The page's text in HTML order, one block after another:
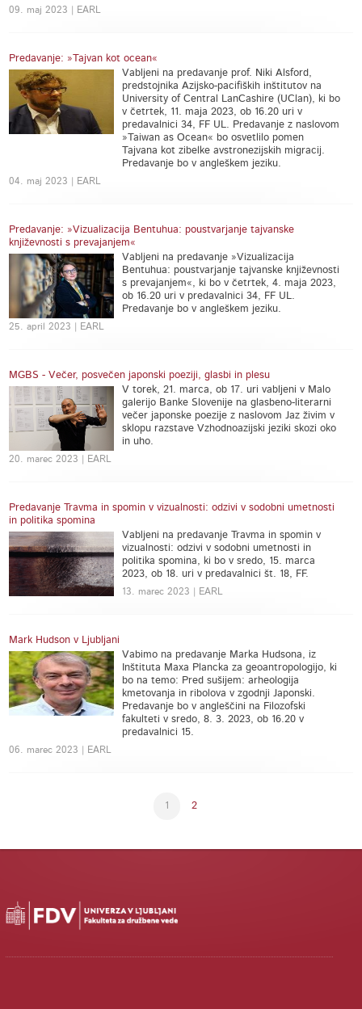
09. maj 2023 | EARL
Predavanje: »Tajvan kot ocean«
Vabljeni na predavanje prof. Niki Alsford,
predstojnika Azijsko-pacifiških inštitutov na
University of Central LanCashire (UClan), ki bo
v četrtek, 11. maja 2023, ob 16.20 uri v
predavalnici 34, FF UL. Predavanje z naslovom
»Taiwan as Ocean« bo osvetlilo pomen
Tajvana kot zibelke avstronezijskih migracij.
Predavanje bo v angleškem jeziku.
04. maj 2023 | EARL
Predavanje: »Vizualizacija Bentuhua: poustvarjanje tajvanske
književnosti s prevajanjem«
Vabljeni na predavanje »Vizualizacija
Bentuhua: poustvarjanje tajvanske književnosti
s prevajanjem«, ki bo v četrtek, 4. maja 2023,
ob 16.20 uri v predavalnici 34, FF UL.
Predavanje bo v angleškem jeziku.
25. april 2023 | EARL
MGBS - Večer, posvečen japonski poeziji, glasbi in plesu
V torek, 21. marca, ob 17. uri vabljeni v Malo
galerijo Banke Slovenije na glasbeno-literarni
večer japonske poezije z naslovom Jaz živim v
sklopu razstave Vzhodnoazijski jeziki skozi oko
in uho.
20. marec 2023 | EARL
Predavanje Travma in spomin v vizualnosti: odzivi v sodobni umetnosti
in politika spomina
​Vabljeni na predavanje Travma in spomin v
vizualnosti: odzivi v sodobni umetnosti in
politika spomina, ki bo v sredo, 15. marca
2023, ob 18. uri v predavalnici št. 18, FF.
13. marec 2023 | EARL
Mark Hudson v Ljubljani
Vabimo na predavanje Marka Hudsona, iz
Inštituta Maxa Plancka za geoantropologijo, ki
bo na temo: Pred sušijem: arheologija
kmetovanja in ribolova v zgodnji Japonski.
Predavanje bo v angleščini na Filozofski
fakulteti v sredo, 8. 3. 2023, ob 16.20 v
predavalnici 15.
06. marec 2023 | EARL
1 2